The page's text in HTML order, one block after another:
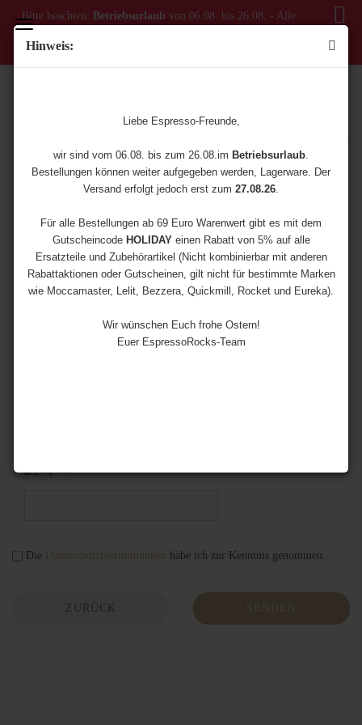
Hinweis:
Liebe Espresso-Freunde,
wir sind vom 06.08. bis zum 26.08.im Betriebsurlaub.
Bestellungen können weiter aufgegeben werden, Lagerware. Der
Versand erfolgt jedoch erst zum 27.08.26.
Für alle Bestellungen ab 69 Euro Warenwert gibt es mit dem
Gutscheincode HOLIDAYeinen Rabatt von 5% auf alle
Ersatzteile und Zubehörartikel (Nicht kombinierbar mit anderen
Rabattaktionen oder Gutscheinen, gilt nicht für bestimmte Marken
wie Moccamaster, Lelit, Bezzera, Quickmill, Rocket und Eureka).
Wir wünschen Euch frohe Ostern!
Euer EspressoRocks-Team
Bitte beachten: Betriebsurlaub von 06.08. bis 26.08. - Alle
Bestellungen ab dem 06.08. werden erst ab dem 27.08.
Deine E-Mail-Adresse
Betreff
Die Datenschutzbestimmungen habe ich zur Kenntnis genommen.
ZURÜCK SENDEN